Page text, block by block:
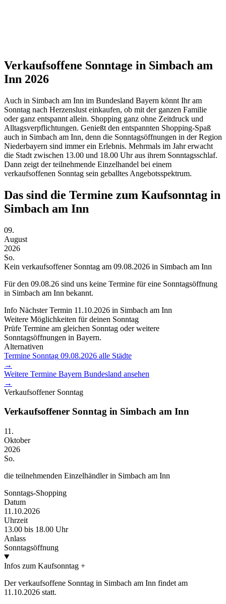
Verkaufsoffene Sonntage in Simbach am
Inn 2026
Auch in Simbach am Inn im Bundesland Bayern könnt Ihr am
Sonntag nach Herzenslust einkaufen, ob mit der ganzen Familie
oder ganz entspannt allein. Shopping ganz ohne Zeitdruck und
Alltagsverpflichtungen. Genießt den entspannten Shopping-Spaß
auch in Simbach am Inn, denn die Sonntagsöffnungen in der Region
Niederbayern sind immer ein Erlebnis. Mehrmals im Jahr erwacht
die Stadt zwischen 13.00 und 18.00 Uhr aus ihrem Sonntagsschlaf.
Dann zeigt der teilnehmende Einzelhandel bei einem
verkaufsoffenen Sonntag sein geballtes Angebotsspektrum.
Das sind die Termine zum Kaufsonntag in
Simbach am Inn
09.
August
2026
So.
Kein verkaufsoffener Sonntag am 09.08.2026 in Simbach am Inn
Für den 09.08.26 sind uns keine Termine für eine Sonntagsöffnung
in Simbach am Inn bekannt.
Info Nächster Termin 11.10.2026 in Simbach am Inn
Weitere Möglichkeiten für deinen Sonntag
Prüfe Termine am gleichen Sonntag oder weitere
Sonntagsöffnungen in Bayern.
Alternativen
Termine Sonntag 09.08.2026 alle Städte
→
Weitere Termine Bayern Bundesland ansehen
→
Verkaufsoffener Sonntag
Verkaufsoffener Sonntag in Simbach am Inn
11.
Oktober
2026
So.
die teilnehmenden Einzelhändler in Simbach am Inn
Sonntags-Shopping
Datum
11.10.2026
Uhrzeit
13.00 bis 18.00 Uhr
Anlass
Sonntagsöffnung
Infos zum Kaufsonntag +
Der verkaufsoffene Sonntag in Simbach am Inn findet am
11.10.2026 statt.